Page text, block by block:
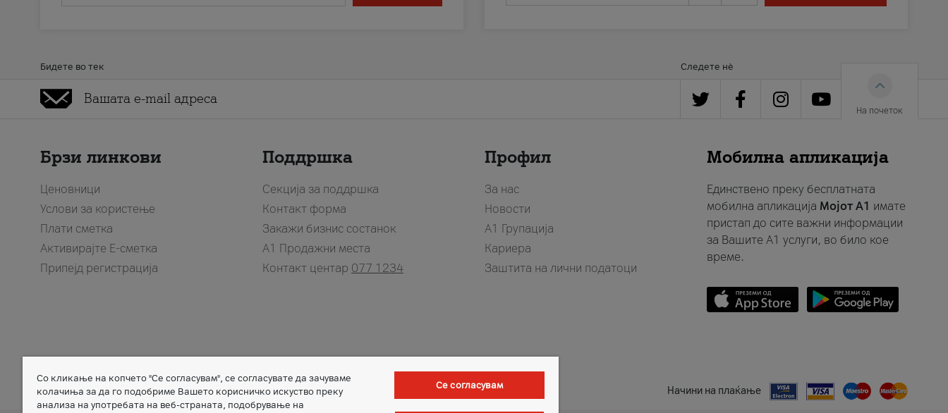
Бидете во тек Следете нè
На почеток
Брзи линкови
Ценовници
Услови за користење
Плати сметка
Активирајте Е-сметка
Припејд регистрација
Поддршка
Секција за поддршка
Контакт форма
Закажи бизнис состанок
A1 Продажни места
Контакт центар 077 1234
Профил
За нас
Новости
А1 Групација
Кариера
Заштита на лични податоци
Мобилна апликација
Единствено преку бесплатната
мобилна апликација Мојот A1 имате
пристап до сите важни информации
за Вашите A1 услуги, во било кое
време.
Member of Начини на плаќање
Со кликање на копчето "Се согласувам", се согласувате да зачуваме
колачиња за да го подобриме Вашето корисничко искуство преку
анализа на употребата на веб-страната, подобрување на
Се согласувам